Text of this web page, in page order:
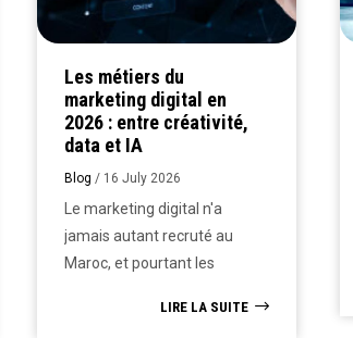
Les métiers du
marketing digital en
2026 : entre créativité,
data et IA
Blog / 16 July 2026
Le marketing digital n'a
jamais autant recruté au
Maroc, et pourtant les
profondément changé en
LIRE LA SUITE